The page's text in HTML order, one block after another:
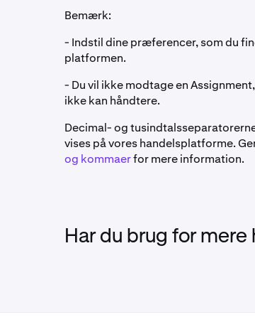
Bemærk:
- Indstil dine præferencer, som du
platformen.
- Du vil ikke modtage en
ikke kan håndtere.
Decimal- og
vises på vores handelsplatforme.
og kommaerfor mere information.
Har du brug for